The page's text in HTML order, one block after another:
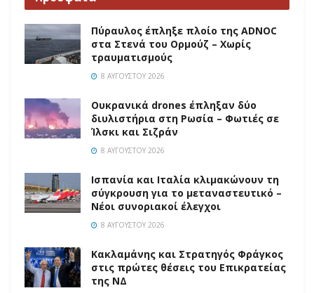
Πύραυλος έπληξε πλοίο της ADNOC
στα Στενά του Ορμούζ – Χωρίς
τραυματισμούς
8 ΑΥΓΟΎΣΤΟΥ 2026
Ουκρανικά drones έπληξαν δύο
διυλιστήρια στη Ρωσία – Φωτιές σε
Ίλσκι και Σιζράν
8 ΑΥΓΟΎΣΤΟΥ 2026
Ισπανία και Ιταλία κλιμακώνουν τη
σύγκρουση για το μεταναστευτικό –
Νέοι συνοριακοί έλεγχοι
8 ΑΥΓΟΎΣΤΟΥ 2026
Κακλαμάνης και Στρατηγός Φράγκος
στις πρώτες θέσεις του Επικρατείας
της ΝΔ